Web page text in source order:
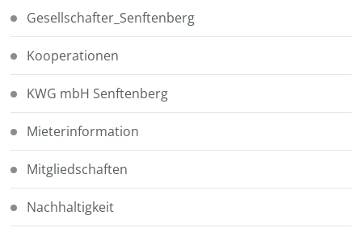
Gesellschafter_Senftenberg
Kooperationen
KWG mbH Senftenberg
Mieterinformation
Mitgliedschaften
Nachhaltigkeit